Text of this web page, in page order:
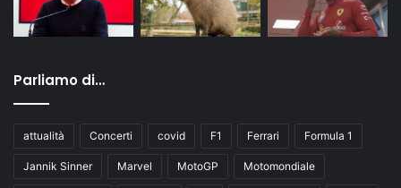
Parliamo di…
attualità Concerti covid F1 Ferrari Formula 1
Jannik Sinner Marvel MotoGP Motomondiale